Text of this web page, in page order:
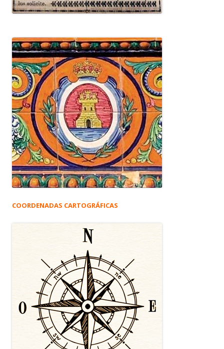
COORDENADAS CARTOGRÁFICAS